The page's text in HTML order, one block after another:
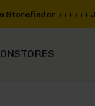
in deiner Nähe
STORES